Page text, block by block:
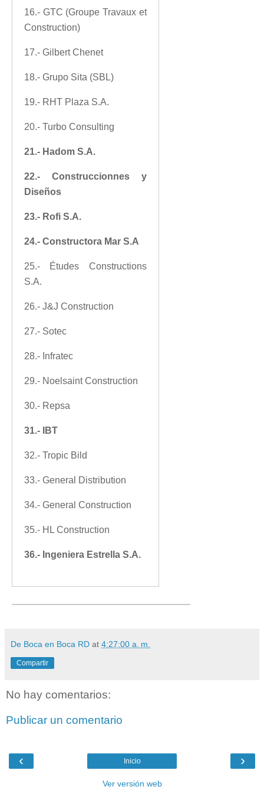
16.- GTC (Groupe Travaux et
Construction)
17.- Gilbert Chenet
18.- Grupo Sita (SBL)
19.- RHT Plaza S.A.
20.- Turbo Consulting
21.- Hadom S.A.
22.- Construccionnes y
Diseños
23.- Rofi S.A.
24.- Constructora Mar S.A
25.- Études Constructions
S.A.
26.- J&J Construction
27.- Sotec
28.- Infratec
29.- Noelsaint Construction
30.- Repsa
31.- IBT
32.- Tropic Bild
33.- General Distribution
34.- General Construction
35.- HL Construction
36.- Ingeniera Estrella S.A.
De Boca en Boca RD at 4:27:00 a. m.
Compartir
No hay comentarios:
Publicar un comentario
‹ ›
Inicio
Ver versión web